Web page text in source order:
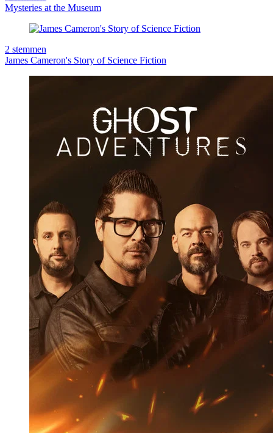
Mysteries at the Museum
2 stemmen
James Cameron's Story of Science Fiction